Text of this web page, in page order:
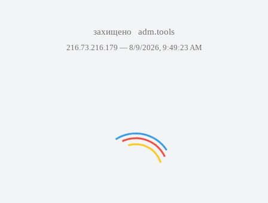
захищено adm.tools
216.73.216.179 — 8/9/2026, 9:49:23 AM